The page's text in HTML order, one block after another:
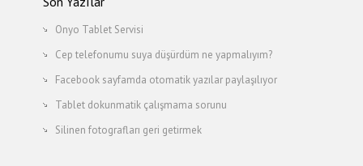
Onyo Tablet Servisi
Cep telefonumu suya düşürdüm ne yapmalıyım?
Facebook sayfamda otomatik yazılar paylaşılıyor
Tablet dokunmatik çalışmama sorunu
Silinen fotografları geri getirmek